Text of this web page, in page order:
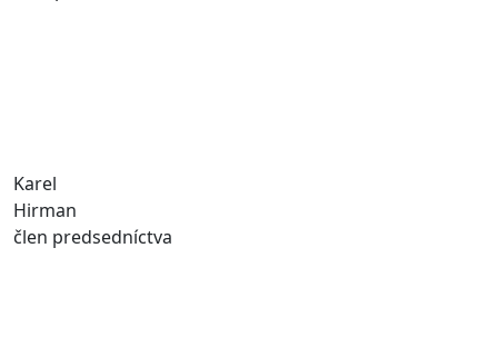
Karel
Hirman
člen predsedníctva